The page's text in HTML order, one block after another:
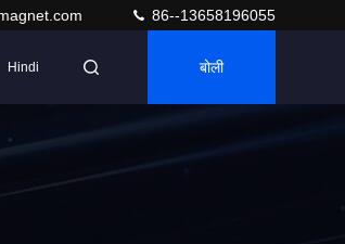
86--13658196055
Hindi बोली